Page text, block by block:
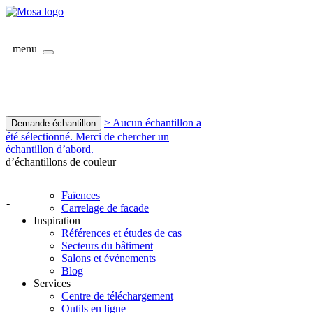
menu
Demande échantillon
> Aucun échantillon a
été sélectionné. Merci de chercher un
échantillon d’abord.
d’échantillons de couleur
-
Faïences
Carrelage de facade
Inspiration
Références et études de cas
Secteurs du bâtiment
Salons et événements
Blog
Services
Centre de téléchargement
Outils en ligne